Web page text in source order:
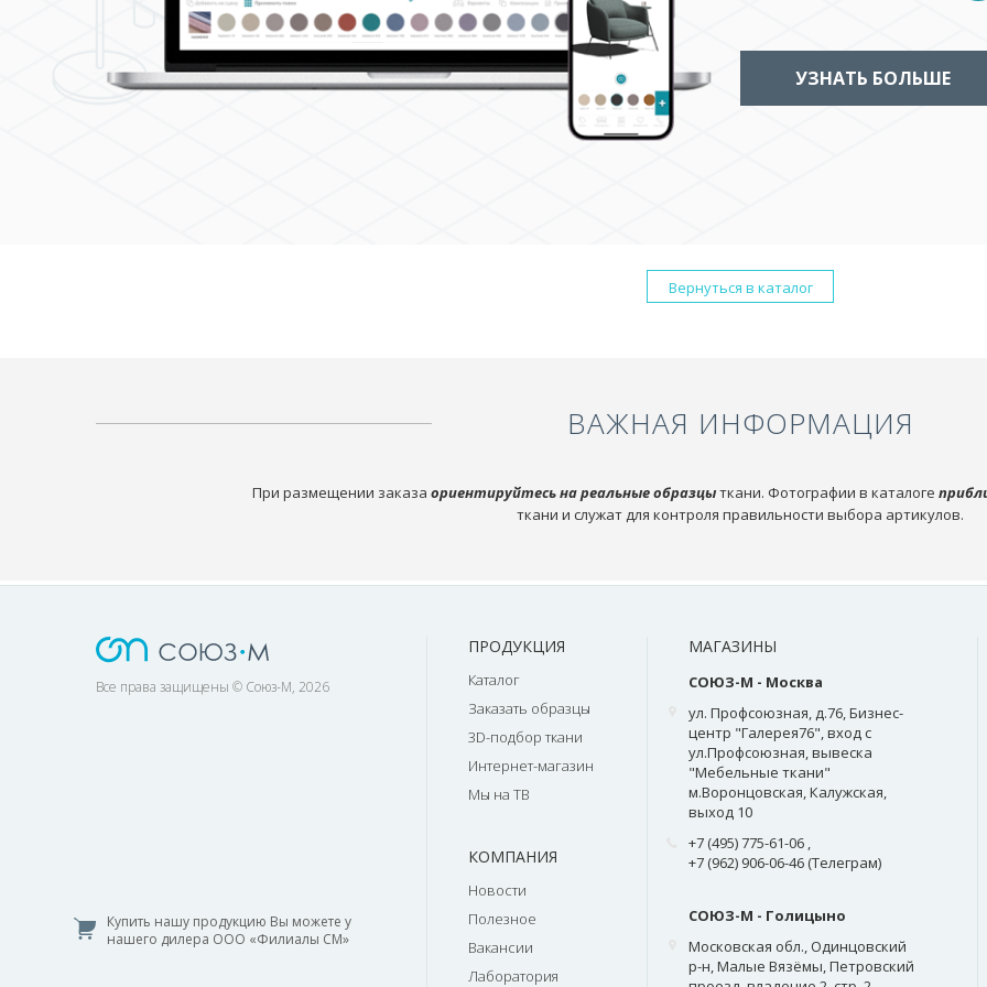
УЗНАТЬ БОЛЬШЕ
Вернуться в каталог
ВАЖНАЯ ИНФОРМАЦИЯ
При размещении заказа ориентируйтесь на реальные образцыткани. Фотографии в каталоге
ткани и служат для контроля правильности выбора артикулов.
Все права защищены © Союз-М, 2026
Купить нашу продукцию Вы можете у
нашего дилера ООО «Филиалы СМ»
ПРОДУКЦИЯ
Каталог
Заказать образцы
3D-подбор ткани
Интернет-магазин
Мы на ТВ
КОМПАНИЯ
Новости
Полезное
Вакансии
Лаборатория
МАГАЗИНЫ
СОЮЗ-М - Москва
ул. Профсоюзная, д.76, Бизнес-
центр "Галерея76", вход с
ул.Профсоюзная, вывеска
"Мебельные ткани"
м.Воронцовская, Калужская,
выход 10
+7 (495) 775-61-06 ,
+7 (962) 906-06-46 (Телеграм)
СОЮЗ-М - Голицыно
Московская обл., Одинцовский
р-н, Малые Вязёмы, Петровский